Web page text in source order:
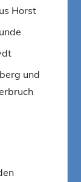
Horst
und